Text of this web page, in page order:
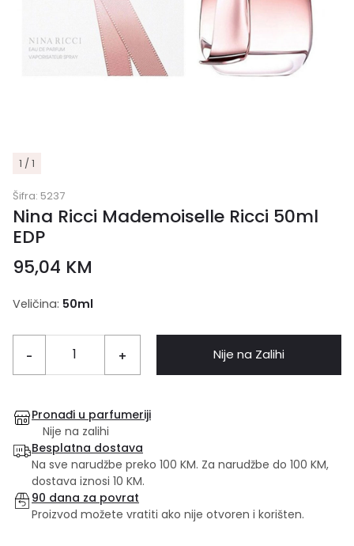
1 / 1
Šifra: 5237
Nina Ricci Mademoiselle Ricci 50ml
EDP
95,04 KM
Veličina: 50ml
- + Nije na Zalihi
Pronađi u parfumeriji
Nije na zalihi
Besplatna dostava
Na sve narudžbe preko 100 KM. Za narudžbe do 100 KM,
dostava iznosi 10 KM.
90 dana za povrat
Proizvod možete vratiti ako nije otvoren i korišten.